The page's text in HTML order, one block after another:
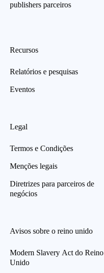
publishers parceiros
Recursos
Relatórios e pesquisas
Eventos
Legal
Termos e Condições
Menções legais
Diretrizes para parceiros de
negócios
Avisos sobre o reino unido
Modern Slavery Act do Reino
Unido